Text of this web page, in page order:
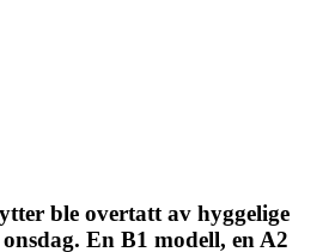
ble overtatt av hyggelige
En B1 modell, en A2